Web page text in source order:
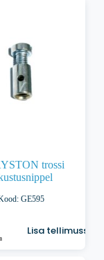
trossi
GE595
Lisa tellimusse